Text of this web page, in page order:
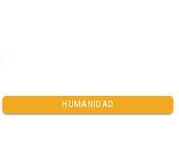
HUMANIDAD